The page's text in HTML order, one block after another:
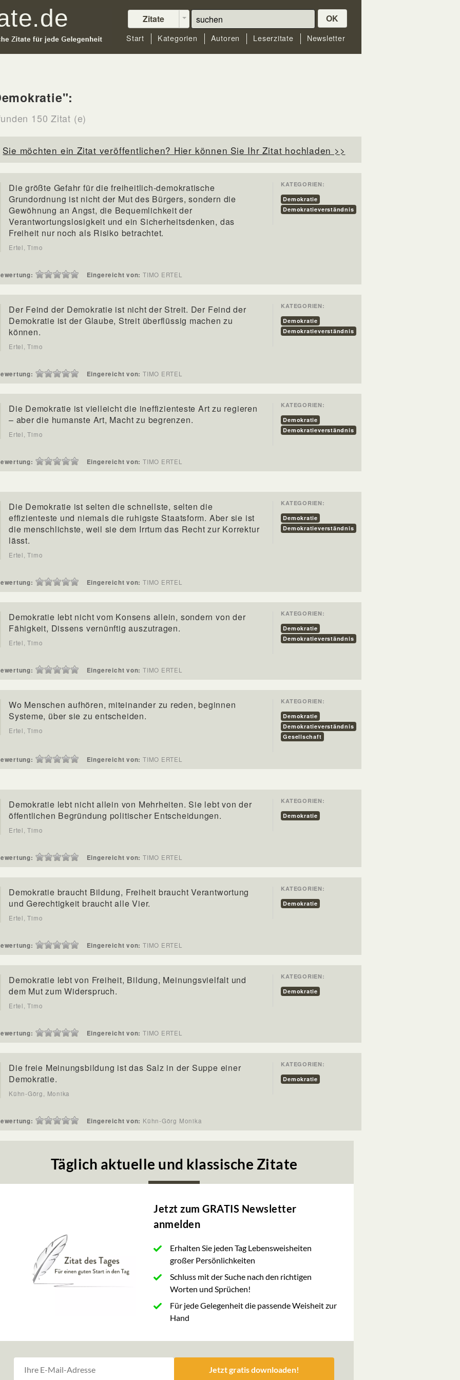
Zitate OK
Start Kategorien Autoren Leserzitate Newsletter
150 Zitat (e)
Sie möchten ein Zitat veröffentlichen? Hier können Sie Ihr Zitat hochladen >>
Die größte Gefahr für die freiheitlich-demokratische
Grundordnung ist nicht der Mut des Bürgers, sondern die
Gewöhnung an Angst, die Bequemlichkeit der
Verantwortungslosigkeit und ein Sicherheitsdenken, das
Freiheit nur noch als Risiko betrachtet.
Ertel, Timo
KATEGORIEN:
Demokratie
Demokratieverständnis
Eingereicht von: TIMO ERTEL
Der Feind der Demokratie ist nicht der Streit. Der Feind der
Demokratie ist der Glaube, Streit überflüssig machen zu
können.
Ertel, Timo
KATEGORIEN:
Demokratie
Demokratieverständnis
Eingereicht von: TIMO ERTEL
Die Demokratie ist vielleicht die ineffizienteste Art zu regieren
– aber die humanste Art, Macht zu begrenzen.
Ertel, Timo
KATEGORIEN:
Demokratie
Demokratieverständnis
Eingereicht von: TIMO ERTEL
Die Demokratie ist selten die schnellste, selten die
effizienteste und niemals die ruhigste Staatsform. Aber sie ist
die menschlichste, weil sie dem Irrtum das Recht zur Korrektur
lässt.
Ertel, Timo
KATEGORIEN:
Demokratie
Demokratieverständnis
Eingereicht von: TIMO ERTEL
Demokratie lebt nicht vom Konsens allein, sondern von der
Fähigkeit, Dissens vernünftig auszutragen.
Ertel, Timo
KATEGORIEN:
Demokratie
Demokratieverständnis
Eingereicht von: TIMO ERTEL
Wo Menschen aufhören, miteinander zu reden, beginnen
Systeme, über sie zu entscheiden.
Ertel, Timo
KATEGORIEN:
Demokratie
Demokratieverständnis
Gesellschaft
Eingereicht von: TIMO ERTEL
Demokratie lebt nicht allein von Mehrheiten. Sie lebt von der
öffentlichen Begründung politischer Entscheidungen.
Ertel, Timo
KATEGORIEN:
Demokratie
Eingereicht von: TIMO ERTEL
Demokratie braucht Bildung, Freiheit braucht Verantwortung
und Gerechtigkeit braucht alle Vier.
Ertel, Timo
KATEGORIEN:
Demokratie
Eingereicht von: TIMO ERTEL
Demokratie lebt von Freiheit, Bildung, Meinungsvielfalt und
dem Mut zum Widerspruch.
Ertel, Timo
KATEGORIEN:
Demokratie
Eingereicht von: TIMO ERTEL
Die freie Meinungsbildung ist das Salz in der Suppe einer
Demokratie.
Kühn-Görg, Monika
KATEGORIEN:
Demokratie
Eingereicht von: Kühn-Görg Monika